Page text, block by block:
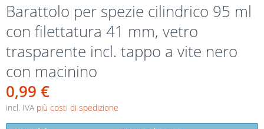
Barattolo per spezie cilindrico 95 ml
con filettatura 41 mm, vetro
trasparente incl. tappo a vite nero
con macinino
0,99 €
incl. IVA più costi di spedizione